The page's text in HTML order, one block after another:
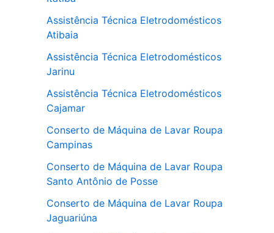
Assistência Técnica Eletrodomésticos
Atibaia
Assistência Técnica Eletrodomésticos
Jarinu
Assistência Técnica Eletrodomésticos
Cajamar
Conserto de Máquina de Lavar Roupa
Campinas
Conserto de Máquina de Lavar Roupa
Santo Antônio de Posse
Conserto de Máquina de Lavar Roupa
Jaguariúna